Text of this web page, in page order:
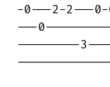
-0---2-2---
---
---------